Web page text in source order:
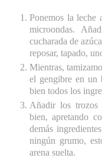
Ponemos la leche
microondas.
cucharada de
reposar, tapado,
Mientras,
el gengibre en un
bien todos los
Añadir los trozos
bien, apretando
demás
ningún grumo,
arena suelta.